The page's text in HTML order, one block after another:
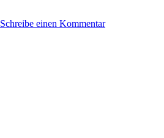
Schreibe einen Kommentarzu